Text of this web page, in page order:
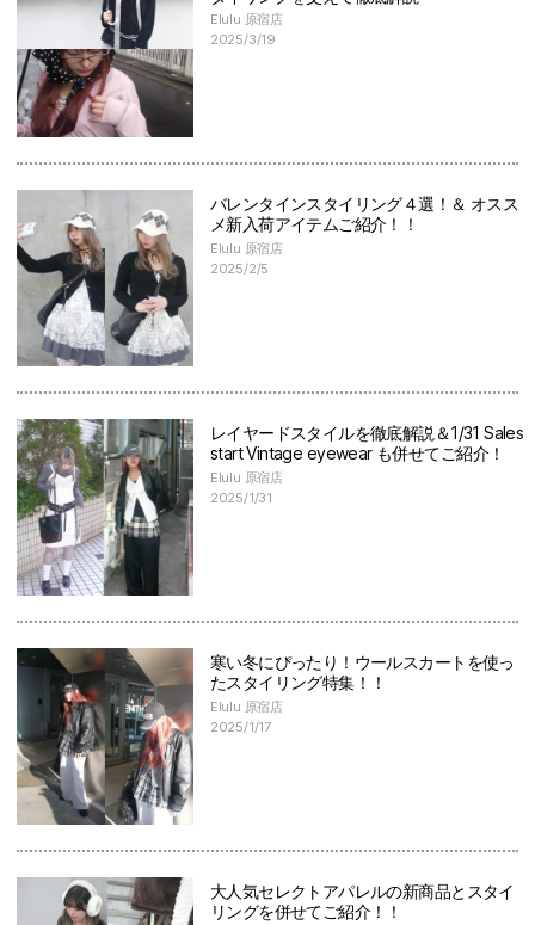
Elulu 原宿店
2025/3/19
バレンタインスタイリング４選！＆ オスス
メ新入荷アイテムご紹介！！
Elulu 原宿店
2025/2/5
レイヤードスタイルを徹底解説＆1/31 Sales
start Vintage eyewear も併せてご紹介！
Elulu 原宿店
2025/1/31
寒い冬にぴったり！ウールスカートを使っ
たスタイリング特集！！
Elulu 原宿店
2025/1/17
大人気セレクトアパレルの新商品とスタイ
リングを併せてご紹介！！